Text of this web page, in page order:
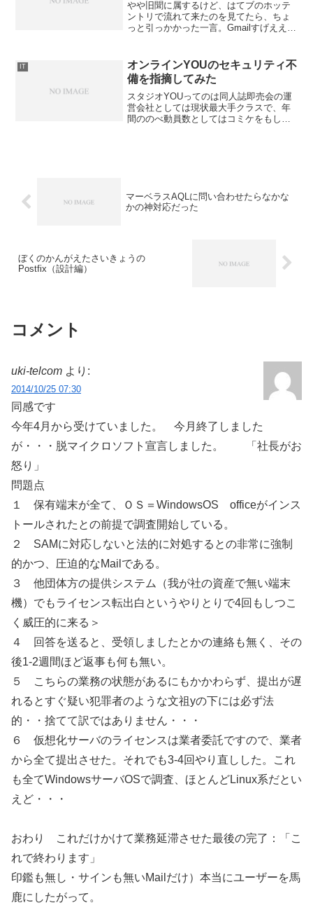
やや旧聞に属するけど、はてブのホッテ
ントリで流れて来たのを見てたら、ちょ
っと引っかかった一言。Gmailすげえええ
に切り替わったんですが（それもどうな
のと思い...
IT
オンラインYOUのセキュリティ不
備を指摘してみた
スタジオYOUってのは同人誌即売会の運
営会社としては現状最大手クラスで、年
間ののべ動員数としてはコミケをもしの
マーベラスAQLに問い合わせたらなかな
かの神対応だった
ぼくのかんがえたさいきょうの
Postfix（設計編）
コメント
uki-telcom より:
2014/10/25 07:30
同感です
今年4月から受けていました。 今月終了しました
が・・・脱マイクロソフト宣言しました。 「社長がお
怒り」
問題点
１ 保有端末が全て、ＯＳ＝WindowsOS officeがインス
トールされたとの前提で調査開始している。
２ SAMに対応しないと法的に対処するとの非常に強制
的かつ、圧迫的なMailである。
３ 他団体方の提供システム（我が社の資産で無い端末
機）でもライセンス転出白というやりとりで4回もしつこ
く威圧的に来る＞
４ 回答を送ると、受領しましたとかの連絡も無く、その
後1-2週間ほど返事も何も無い。
５ こちらの業務の状態があるにもかかわらず、提出が遅
れるとすぐ疑い犯罪者のような文祖yの下には必ず法
的・・捨てて訳ではありません・・・
６ 仮想化サーバのライセンスは業者委託ですので、業者
から全て提出させた。それでも3-4回やり直しした。これ
も全てWindowsサーバOSで調査、ほとんどLinux系だとい
えど・・・
おわり これだけかけて業務延滞させた最後の完了：「こ
れで終わります」
印鑑も無し・サインも無いMailだけ）本当にユーザーを馬
鹿にしたがって。